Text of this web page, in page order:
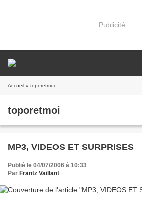
Publicité
Accueil » toporetmoi
toporetmoi
MP3, VIDEOS ET SURPRISES
Publié le 04/07/2006 à 10:33
Par Frantz Vaillant